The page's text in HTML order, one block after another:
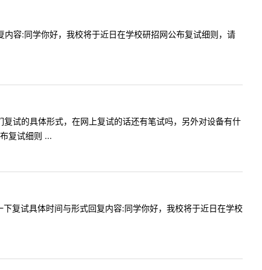
容:同学你好，我校将于近日在学校研招网公布复试细则，请
试的具体形式，在网上复试的话还有笔试吗，另外对设备有什
复试细则 ...
复试具体时间与形式回复内容:同学你好，我校将于近日在学校